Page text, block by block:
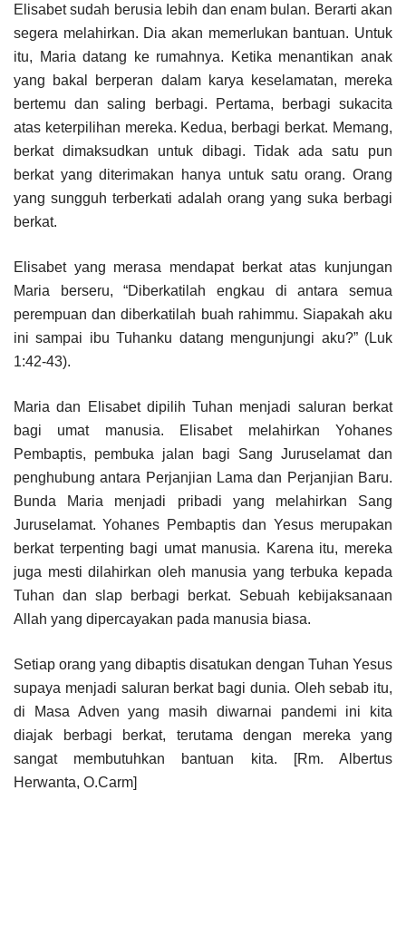
Elisabet sudah berusia Iebih dan enam bulan. Berarti akan
segera melahirkan. Dia akan memerlukan bantuan. Untuk
itu, Maria datang ke rumahnya. Ketika menantikan anak
yang bakal berperan dalam karya keselamatan, mereka
bertemu dan saling berbagi. Pertama, berbagi sukacita
atas keterpilihan mereka. Kedua, berbagi berkat. Memang,
berkat dimaksudkan untuk dibagi. Tidak ada satu pun
berkat yang diterimakan hanya untuk satu orang. Orang
yang sungguh terberkati adalah orang yang suka berbagi
berkat.
Elisabet yang merasa mendapat berkat atas kunjungan
Maria berseru, “Diberkatilah engkau di antara semua
perempuan dan diberkatilah buah rahimmu. Siapakah aku
ini sampai ibu Tuhanku datang mengunjungi aku?” (Luk
1:42-43).
Maria dan Elisabet dipilih Tuhan menjadi saluran berkat
bagi umat manusia. Elisabet melahirkan Yohanes
Pembaptis, pembuka jalan bagi Sang Juruselamat dan
penghubung antara Perjanjian Lama dan Perjanjian Baru.
Bunda Maria menjadi pribadi yang melahirkan Sang
Juruselamat. Yohanes Pembaptis dan Yesus merupakan
berkat terpenting bagi umat manusia. Karena itu, mereka
juga mesti dilahirkan oleh manusia yang terbuka kepada
Tuhan dan slap berbagi berkat. Sebuah kebijaksanaan
Allah yang dipercayakan pada manusia biasa.
Setiap orang yang dibaptis disatukan dengan Tuhan Yesus
supaya menjadi saluran berkat bagi dunia. Oleh sebab itu,
di Masa Adven yang masih diwarnai pandemi ini kita
diajak berbagi berkat, terutama dengan mereka yang
sangat membutuhkan bantuan kita. [Rm. Albertus
Herwanta, O.Carm]